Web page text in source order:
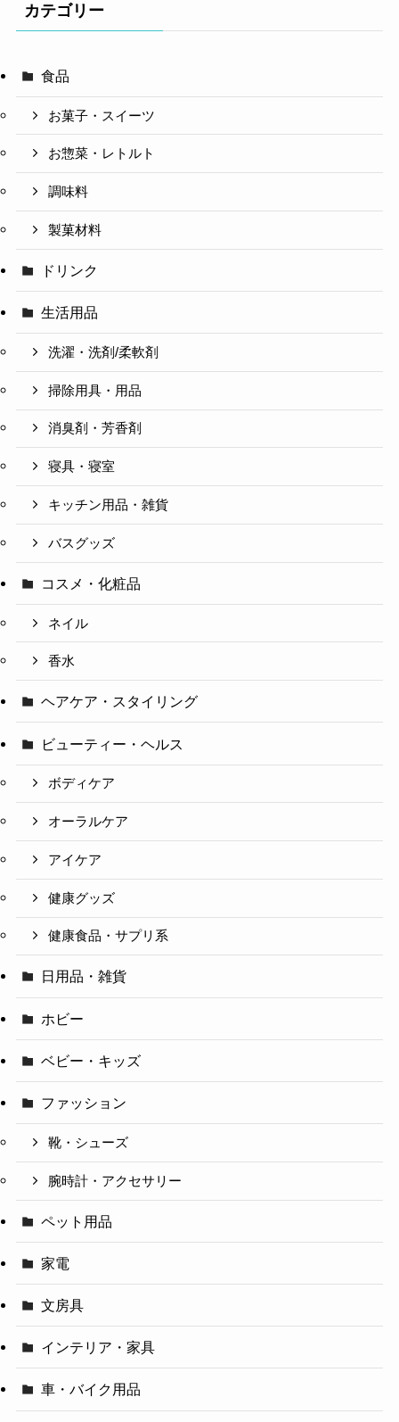
カテゴリー
食品
お菓子・スイーツ
お惣菜・レトルト
調味料
製菓材料
ドリンク
生活用品
洗濯・洗剤/柔軟剤
掃除用具・用品
消臭剤・芳香剤
寝具・寝室
キッチン用品・雑貨
バスグッズ
コスメ・化粧品
ネイル
香水
ヘアケア・スタイリング
ビューティー・ヘルス
ボディケア
オーラルケア
アイケア
健康グッズ
健康食品・サプリ系
日用品・雑貨
ホビー
ベビー・キッズ
ファッション
靴・シューズ
腕時計・アクセサリー
ペット用品
家電
文房具
インテリア・家具
車・バイク用品